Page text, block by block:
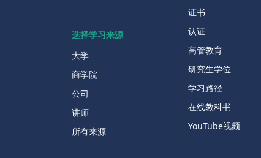
选择学习来源
大学
商学院
公司
讲师
所有来源
证书
认证
高管教育
研究生学位
学习路径
在线教科书
YouTube视频